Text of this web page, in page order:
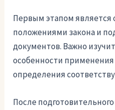
Первым этапом является
положениями закона и
документов. Важно
особенности применения
определения
После